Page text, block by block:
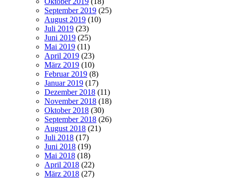
September 2019 (25)
August 2019 (10)
Juli 2019 (23)
Juni 2019 (25)
Mai 2019 (11)
April 2019 (23)
März 2019 (10)
Februar 2019 (8)
Januar 2019 (17)
Dezember 2018 (11)
November 2018 (18)
Oktober 2018 (30)
September 2018 (26)
August 2018 (21)
Juli 2018 (17)
Juni 2018 (19)
Mai 2018 (18)
April 2018 (22)
März 2018 (27)